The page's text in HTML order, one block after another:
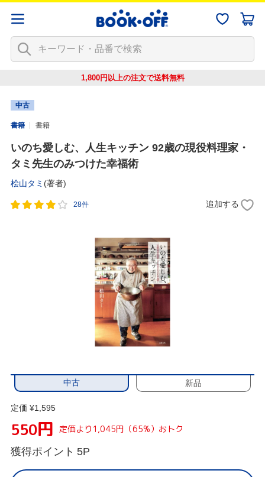
1,800円以上の注文で送料無料
中古
書籍 書籍
いのち愛しむ、人生キッチン 92歳の現役料理家・
タミ先生のみつけた幸福術
桧山タミ (著者)
28件 追加する
中古 新品
定価 ¥1,595
550円 定価より1,045円（65%）おトク
獲得ポイント 5P